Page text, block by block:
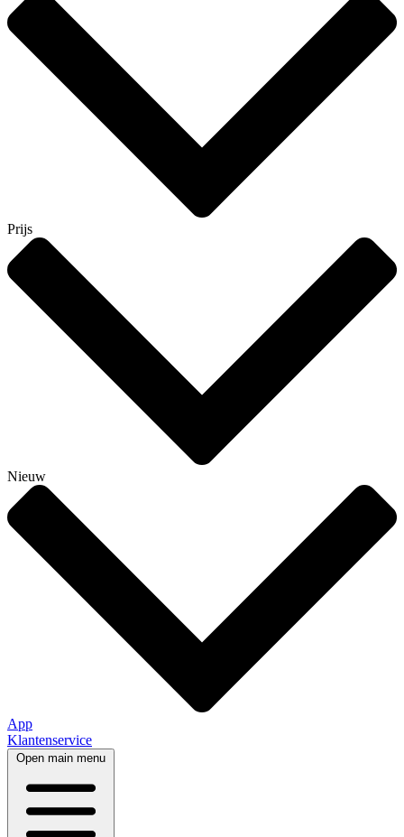
Prijs
Nieuw
App
Klantenservice
Open main menu